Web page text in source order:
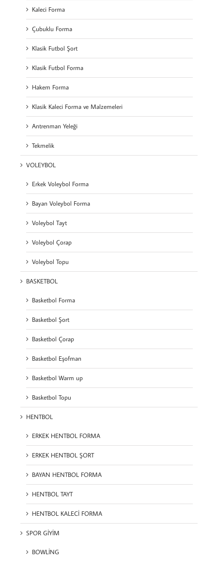
Kaleci Forma
Çubuklu Forma
Klasik Futbol Şort
Klasik Futbol Forma
Hakem Forma
Klasik Kaleci Forma ve Malzemeleri
Antrenman Yeleği
Tekmelik
VOLEYBOL
Erkek Voleybol Forma
Bayan Voleybol Forma
Voleybol Tayt
Voleybol Çorap
Voleybol Topu
BASKETBOL
Basketbol Forma
Basketbol Şort
Basketbol Çorap
Basketbol Eşofman
Basketbol Warm up
Basketbol Topu
HENTBOL
ERKEK HENTBOL FORMA
ERKEK HENTBOL ŞORT
BAYAN HENTBOL FORMA
HENTBOL TAYT
HENTBOL KALECİ FORMA
SPOR GİYİM
BOWLİNG